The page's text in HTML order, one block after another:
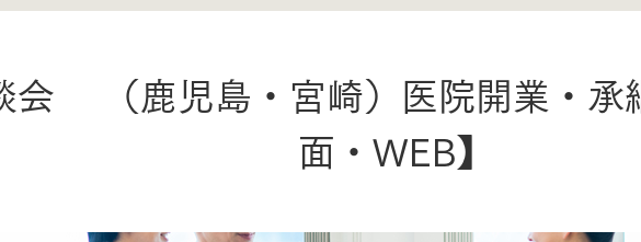
ームオーダー 規格住宅｜三井ホームセレクト
）
グ
ランドパートナー
介 ご相談デスク
セミナー・内覧会レポート 診療圏調査依頼
ご相談デスク
福祉・介護施設実例
文教・保育施設実例
企業向け不動産活用（CRE）
ご相談デスク
会 （鹿児島・宮崎）医院開業・承
面・WEB】